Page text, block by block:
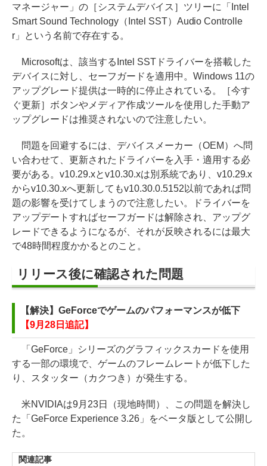
マネージャー」の［システムデバイス］ツリーに「Intel
Smart Sound Technology（Intel SST）Audio Controlle
r」という名前で存在する。
Microsoftは、該当するIntel SSTドライバーを搭載した
デバイスに対し、セーフガードを適用中。Windows 11の
アップグレード提供は一時的に停止されている。［今す
ぐ更新］ボタンやメディア作成ツールを使用した手動ア
ップグレードは推奨されないので注意したい。
問題を回避するには、デバイスメーカー（OEM）へ問
い合わせて、更新されたドライバーを入手・適用する必
要がある。v10.29.xとv10.30.xは別系統であり、v10.29.x
からv10.30.xへ更新してもv10.30.0.5152以前であれば問
題の影響を受けてしまうので注意したい。ドライバーを
アップデートすればセーフガードは解除され、アップグ
レードできるようになるが、それが反映されるには最大
で48時間程度かかるとのこと。
リリース後に確認された問題
【解決】GeForceでゲームのパフォーマンスが低下
【9月28日追記】
「GeForce」シリーズのグラフィックスカードを使用
する一部の環境で、ゲームのフレームレートが低下した
り、スタッター（カクつき）が発生する。
米NVIDIAは9月23日（現地時間）、この問題を解決し
た「GeForce Experience 3.26」をベータ版として公開し
た。
関連記事